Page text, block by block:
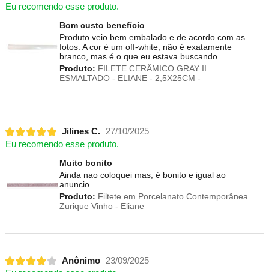
Eu recomendo esse produto.
Bom custo benefício
Produto veio bem embalado e de acordo com as
fotos. A cor é um off-white, não é exatamente
branco, mas é o que eu estava buscando.
Produto: FILETE CERÂMICO GRAY II
ESMALTADO - ELIANE - 2,5X25CM -
Jilines C. 27/10/2025
Eu recomendo esse produto.
Muito bonito
Ainda nao coloquei mas, é bonito e igual ao
anuncio.
Produto: Filtete em Porcelanato Contemporânea
Zurique Vinho - Eliane
Anônimo 23/09/2025